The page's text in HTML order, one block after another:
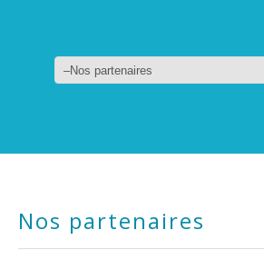
Nos partenaires